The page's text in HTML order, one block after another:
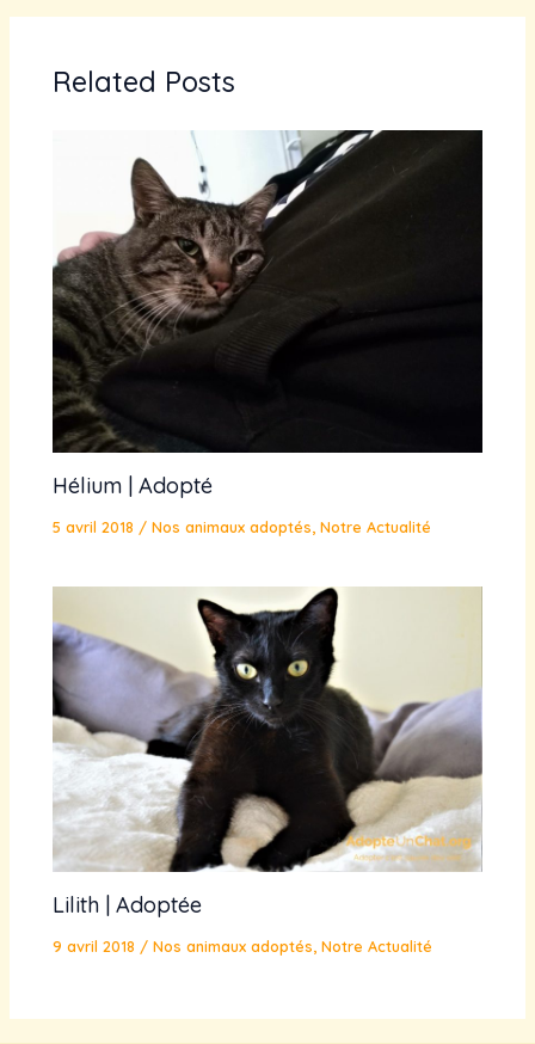
Related Posts
Hélium | Adopté
5 avril 2018 /Nos animaux adoptés,Notre Actualité
Lilith | Adoptée
9 avril 2018 /Nos animaux adoptés,Notre Actualité